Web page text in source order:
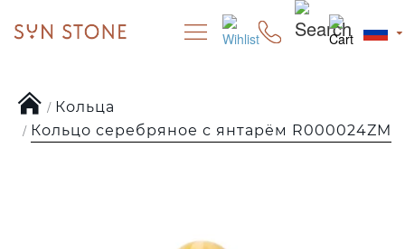
Кольца
Кольцо серебряное с янтарём R000024ZM